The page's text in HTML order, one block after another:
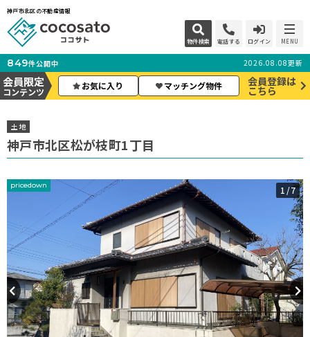
神戸市北区の不動産情報
物件検索 電話する ログイン MENU
849件公開中 2026.08.08更新
会員限定
コンテンツ
お気に入り マッチング物件 会員登録は
こちら
土地
神戸市北区松が枝町1丁目
pricedown 1 /7